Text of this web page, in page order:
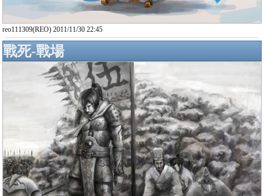
reo111309(REO) 2011/11/30 22:45
戰死-戰場